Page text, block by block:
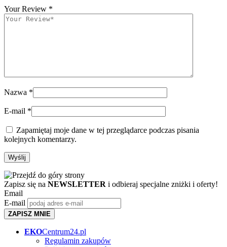
Your Review *
Nazwa *
E-mail *
Zapamiętaj moje dane w tej przeglądarce podczas pisania
kolejnych komentarzy.
Zapisz się na NEWSLETTER i odbieraj specjalne zniżki i oferty!
Email
E-mail
ZAPISZ MNIE
EKOCentrum24.pl
Regulamin zakupów